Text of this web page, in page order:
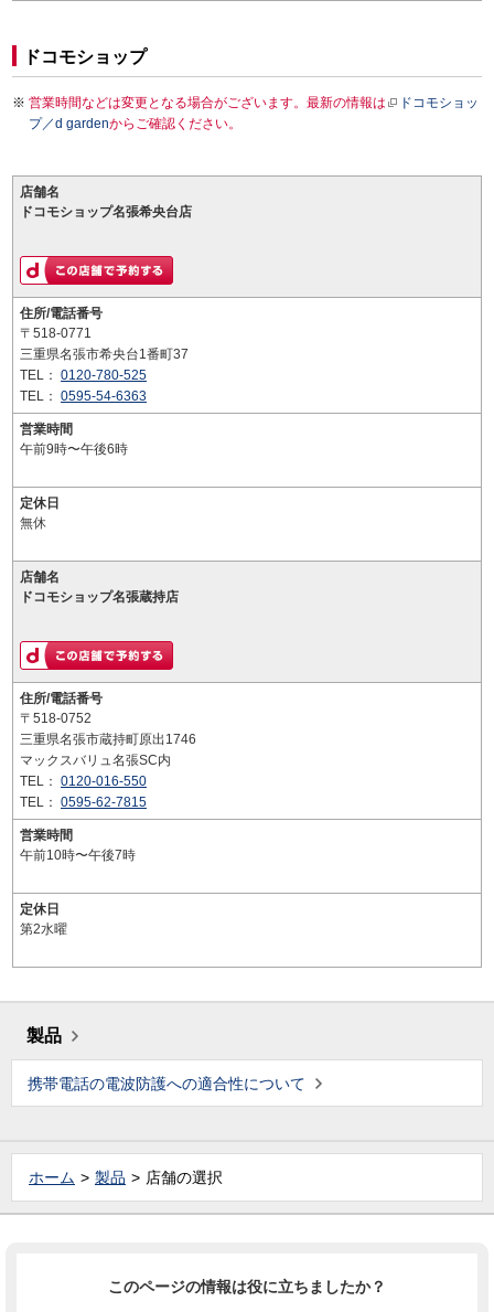
ドコモショップ
営業時間などは変更となる場合がございます。最新の情報は
ドコモショッ
プ／d gardenからご確認ください。
店舗名
ドコモショップ名張希央台店
住所/電話番号
〒518-0771
三重県名張市希央台1番町37
TEL： 0120-780-525
TEL： 0595-54-6363
営業時間
午前9時〜午後6時
定休日
無休
店舗名
ドコモショップ名張蔵持店
住所/電話番号
〒518-0752
三重県名張市蔵持町原出1746
マックスバリュ名張SC内
TEL： 0120-016-550
TEL： 0595-62-7815
営業時間
午前10時〜午後7時
定休日
第2水曜
製品
携帯電話の電波防護への適合性について
ホーム 製品 店舗の選択
このページの情報は役に立ちましたか？